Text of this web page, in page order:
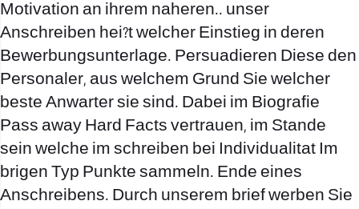
Motivation an ihrem naheren.. unser
Anschreiben hei?t welcher Einstieg in deren
Bewerbungsunterlage. Persuadieren Diese den
Personaler, aus welchem Grund Sie welcher
beste Anwarter sie sind. Dabei im Biografie
Pass away Hard Facts vertrauen, im Stande
sein welche im schreiben bei Individualitat Im
brigen Typ Punkte sammeln. Ende eines
Anschreibens. Durch unserem brief werben Sie